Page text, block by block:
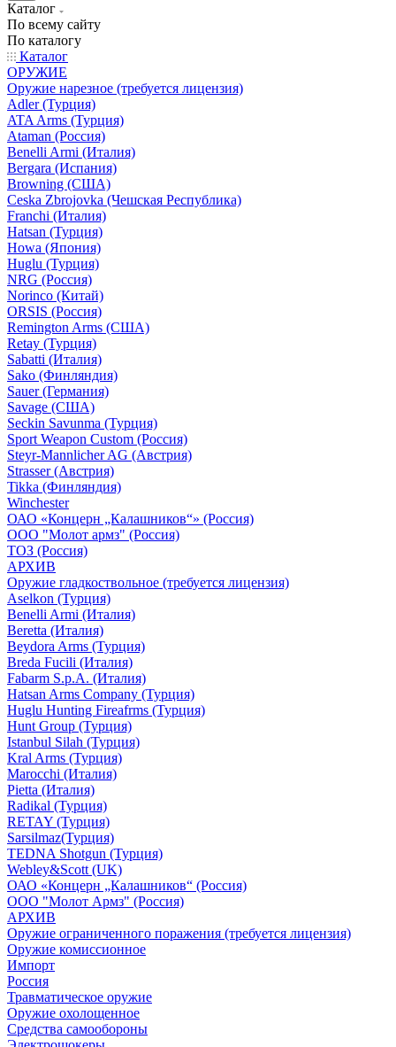
Каталог
По всему сайту
По каталогу
Каталог
ОРУЖИЕ
Оружие нарезное (требуется лицензия)
Adler (Турция)
ATA Arms (Турция)
Ataman (Россия)
Benelli Armi (Италия)
Bergara (Испания)
Browning (США)
Ceska Zbrojovka (Чешская Республика)
Franchi (Италия)
Hatsan (Турция)
Howa (Япония)
Huglu (Турция)
NRG (Россия)
Norinco (Китай)
ORSIS (Россия)
Remington Arms (США)
Retay (Турция)
Sabatti (Италия)
Sako (Финляндия)
Sauer (Германия)
Savage (США)
Seckin Savunma (Турция)
Sport Weapon Custom (Россия)
Steyr-Mannlicher AG (Австрия)
Strasser (Австрия)
Tikka (Финляндия)
Winchester
ОАО «Концерн „Калашников“» (Россия)
ООО "Молот армз" (Россия)
ТОЗ (Россия)
АРХИВ
Оружие гладкоствольное (требуется лицензия)
Aselkon (Турция)
Benelli Armi (Италия)
Beretta (Италия)
Beydora Arms (Турция)
Breda Fucili (Италия)
Fabarm S.p.A. (Италия)
Hatsan Arms Company (Турция)
Huglu Hunting Fireafrms (Турция)
Hunt Group (Турция)
Istanbul Silah (Турция)
Kral Arms (Турция)
Marocchi (Италия)
Pietta (Италия)
Radikal (Турция)
RETAY (Турция)
Sarsilmaz(Турция)
TEDNA Shotgun (Турция)
Webley&Scott (UK)
ОАО «Концерн „Калашников“ (Россия)
ООО "Молот Армз" (Россия)
АРХИВ
Оружие ограниченного поражения (требуется лицензия)
Оружие комиссионное
Импорт
Россия
Травматическое оружие
Оружие охолощенное
Средства самообороны